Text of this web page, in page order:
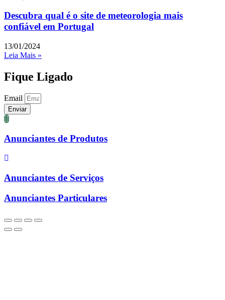
Descubra qual é o site de meteorologia mais
confiável em Portugal
13/01/2024
Leia Mais »
Fique Ligado
Email
Enviar
Anunciantes de Produtos
Anunciantes de Serviços
Anunciantes Particulares